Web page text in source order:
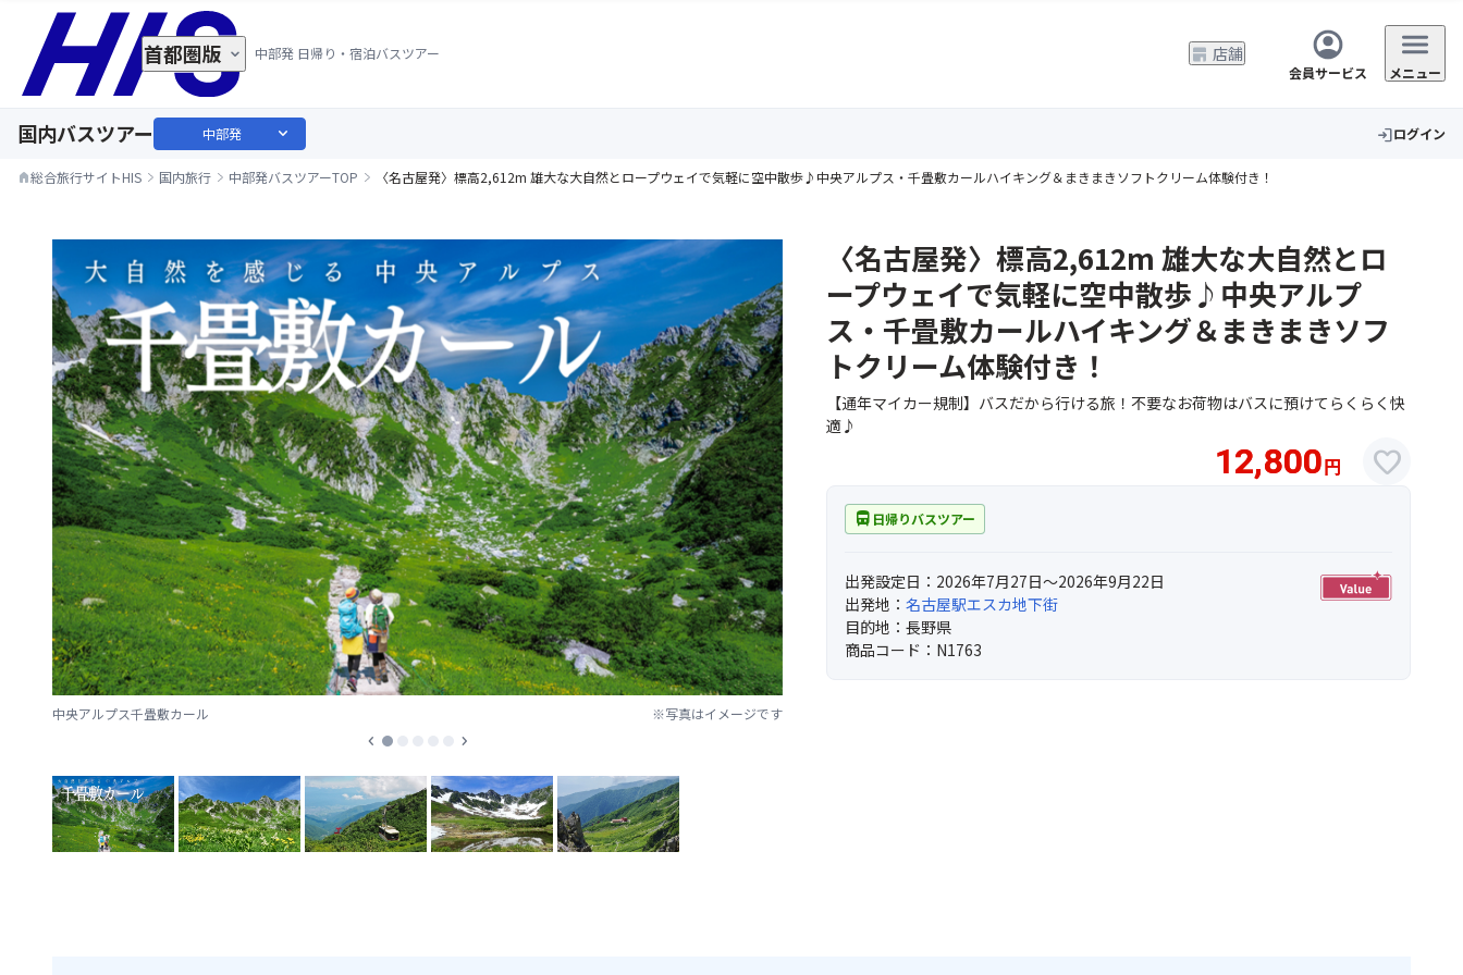
中部発 日帰り・宿泊バスツアー
首都圏版 店舗
会員サービス メニュー
国内バスツアー 中部発 expand_more loginログイン
home総合旅行サイトHIS 国内旅行 中部発バスツアーTOP 〈名古屋発〉標高2,612m 雄大な大自然とロープウェイで気軽に空中散歩♪中央アルプス・千畳敷カールハイキング＆まきまきソフトクリーム体験付き！
中央アルプス千畳敷カール ※写真はイメージです
chevron_left chevron_right
〈名古屋発〉標高2,612m 雄大な大自然とロ
ープウェイで気軽に空中散歩♪中央アルプ
ス・千畳敷カールハイキング＆まきまきソフ
トクリーム体験付き！
【通年マイカー規制】バスだから行ける旅！不要なお荷物はバスに預けてらくらく快
適♪
12,800 円 favorite
directions_bus 日帰りバスツアー
出発設定日：2026年7月27日～2026年9月22日
出発地：名古屋駅エスカ地下街
目的地：長野県
商品コード：N1763